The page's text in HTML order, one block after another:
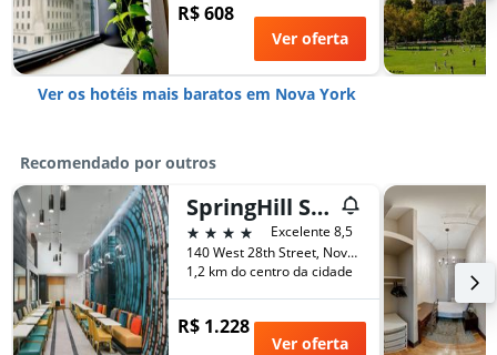
R$ 608
Ver oferta
Ver os hotéis mais baratos em Nova York
Recomendado por outros
SpringHill Suites by Marriott New York Manhattan/Chelsea
4 estrelas
Excelente 8,5
140 West 28th Street, Nova York, NY, Estados Unidos
1,2 km do centro da cidade
R$ 1.228
Ver oferta